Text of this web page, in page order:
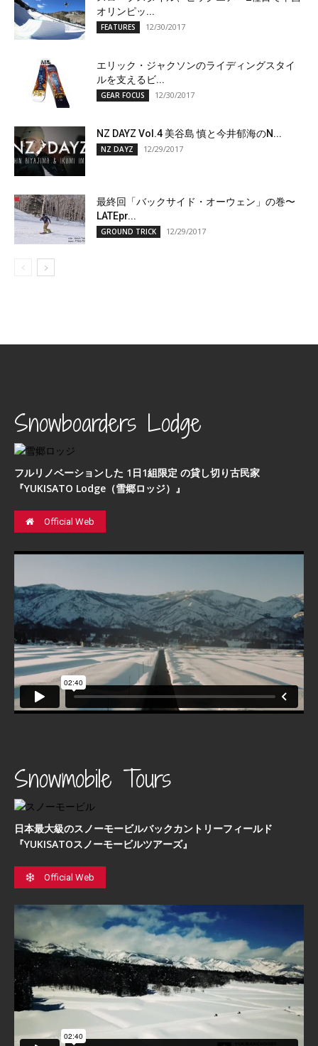
オリンピッ...
FEATURES 12/30/2017
エリック・ジャクソンのライディングスタイ
ルを支えるビ...
GEAR FOCUS 12/30/2017
NZ DAYZ Vol.4 美谷島 慎と今井郁海のN...
NZ DAYZ 12/29/2017
最終回「バックサイド・オーウェン」の巻〜
LATEpr...
GROUND TRICK 12/29/2017
Snowboarders Lodge
フルリノベーションした 1日1組限定 の貸し切り古民家
『YUKISATO Lodge（雪郷ロッジ）』
Official Web
Snowmobile Tours
日本最⼤級のスノーモービルバックカントリーフィールド
『YUKISATOスノーモービルツアーズ』
Official Web